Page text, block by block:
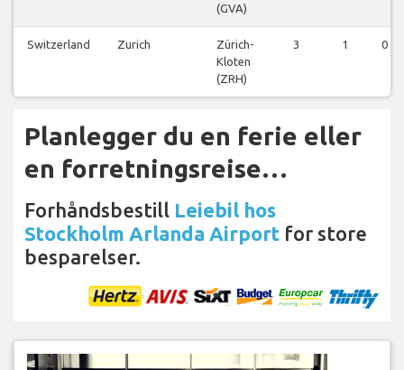
(GVA)
Switzerland Zurich
Zürich-
Kloten
(ZRH)
3 1 0
Planlegger du en ferie eller
en forretningsreise…
Forhåndsbestill Leiebil hos
Stockholm Arlanda Airport for store
besparelser.